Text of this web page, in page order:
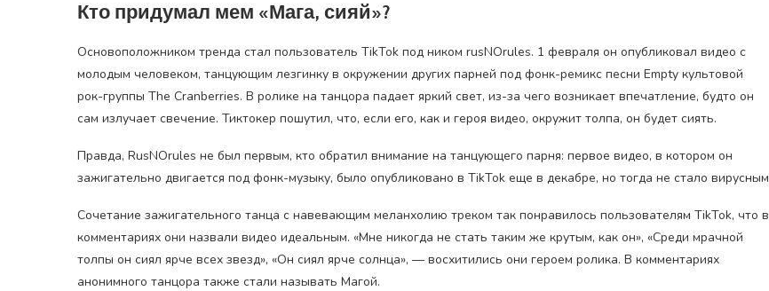
Кто придумал мем «Мага, сияй»?
Основоположником тренда стал пользователь TikTok под ником rusNOrules. 1 февраля он опубликовал видео с
молодым человеком, танцующим лезгинку в окружении других парней под фонк-ремикс песни Empty культовой
рок-группы The Cranberries. В ролике на танцора падает яркий свет, из-за чего возникает впечатление, будто он
сам излучает свечение. Тиктокер пошутил, что, если его, как и героя видео, окружит толпа, он будет сиять.
Правда, RusNOrules не был первым, кто обратил внимание на танцующего парня: первое видео, в котором он
зажигательно двигается под фонк-музыку, было опубликовано в TikTok еще в декабре, но тогда не стало вирусным
Сочетание зажигательного танца с навевающим меланхолию треком так понравилось пользователям TikTok, что в
комментариях они назвали видео идеальным. «Мне никогда не стать таким же крутым, как он», «Среди мрачной
толпы он сиял ярче всех звезд», «Он сиял ярче солнца», — восхитились они героем ролика. В комментариях
анонимного танцора также стали называть Магой.